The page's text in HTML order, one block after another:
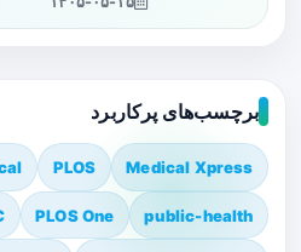
برچسب‌های پرکاربرد
Medical Xpress
PLOS
public-health
PLOS One